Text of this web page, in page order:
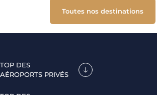
Toutes nos destinations
TOP DES
AÉROPORTS PRIVÉS